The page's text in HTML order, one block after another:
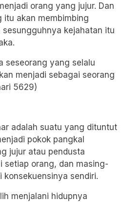
orang yang jujur. Dan
itu akan membimbing
sesungguhnya kejahatan itu
seseorang yang selalu
menjadi sebagai seorang
5629)
adalah suatu yang dituntut
pokok pangkal
jujur atau pendusta
setiap orang, dan masing-
konsekuensinya sendiri.
menjalani hidupnya